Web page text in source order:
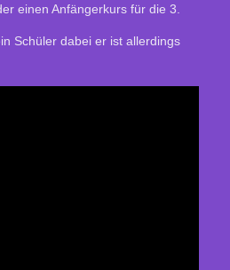
einen Anfängerkurs für die 3.
Schüler dabei er ist allerdings